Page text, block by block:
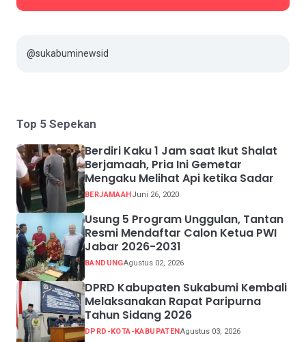
@sukabuminewsid
Top 5 Sepekan
Berdiri Kaku 1 Jam saat Ikut Shalat
Berjamaah, Pria Ini Gemetar
Mengaku Melihat Api ketika Sadar
BERJAMAAH Juni 26, 2020
Usung 5 Program Unggulan, Tantan
Resmi Mendaftar Calon Ketua PWI
Jabar 2026-2031
BANDUNGAgustus 02, 2026
DPRD Kabupaten Sukabumi Kembali
Melaksanakan Rapat Paripurna
Tahun Sidang 2026
DPRD-KOTA-KABUPATEN Agustus 03, 2026